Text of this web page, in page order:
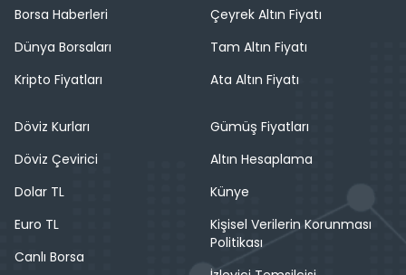
Borsa Haberleri
Dünya Borsaları
Kripto Fiyatları
Çeyrek Altın Fiyatı
Tam Altın Fiyatı
Ata Altın Fiyatı
Döviz Kurları
Döviz Çevirici
Dolar TL
Euro TL
Canlı Borsa
Gümüş Fiyatları
Altın Hesaplama
Künye
Kişisel Verilerin Korunması
Politikası